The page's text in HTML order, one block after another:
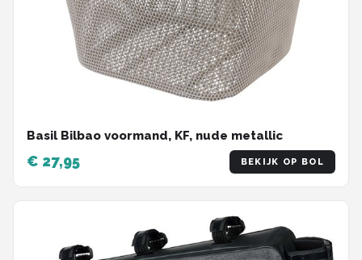
Basil Bilbao voormand, KF, nude metallic
€ 27,95 BEKIJK OP BOL